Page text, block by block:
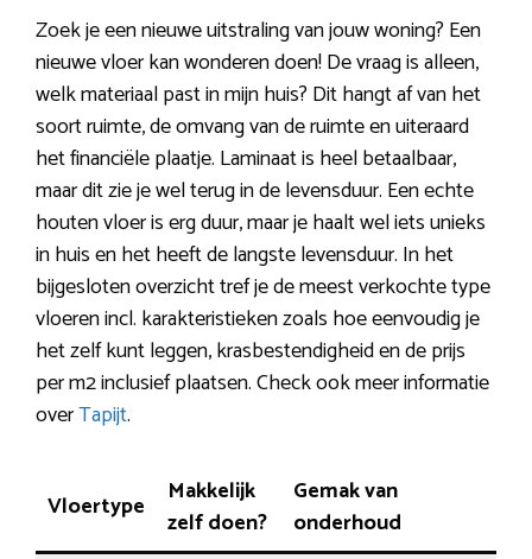
Zoek je een nieuwe uitstraling van jouw woning? Een
nieuwe vloer kan wonderen doen! De vraag is alleen,
welk materiaal past in mijn huis? Dit hangt af van het
soort ruimte, de omvang van de ruimte en uiteraard
het financiële plaatje. Laminaat is heel betaalbaar,
maar dit zie je wel terug in de levensduur. Een echte
houten vloer is erg duur, maar je haalt wel iets unieks
in huis en het heeft de langste levensduur. In het
bijgesloten overzicht tref je de meest verkochte type
vloeren incl. karakteristieken zoals hoe eenvoudig je
het zelf kunt leggen, krasbestendigheid en de prijs
per m2 inclusief plaatsen. Check ook meer informatie
overTapijt.
Vloertype
Makkelijk
zelf doen?
Gemak van
onderhoud